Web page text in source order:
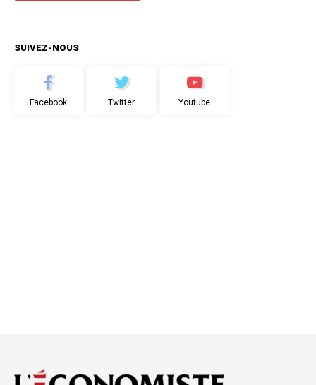
SUIVEZ-NOUS
Facebook Twitter Youtube